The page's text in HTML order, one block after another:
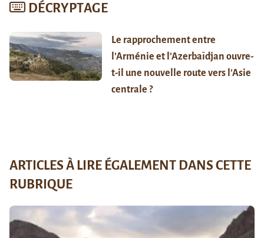
DÉCRYPTAGE
Le rapprochement entre
l’Arménie et l’Azerbaïdjan ouvre-
t-il une nouvelle route vers l’Asie
centrale ?
ARTICLES À LIRE ÉGALEMENT DANS CETTE
RUBRIQUE